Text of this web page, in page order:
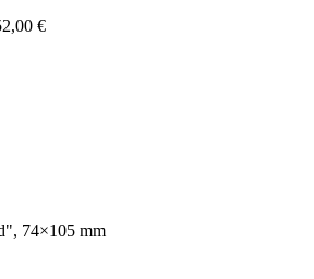
€
74×105 mm